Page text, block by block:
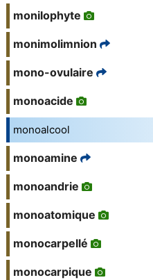
monilophyte
monimolimnion
mono-ovulaire
monoacide
monoalcool
monoamine
monoandrie
monoatomique
monocarpellé
monocarpique